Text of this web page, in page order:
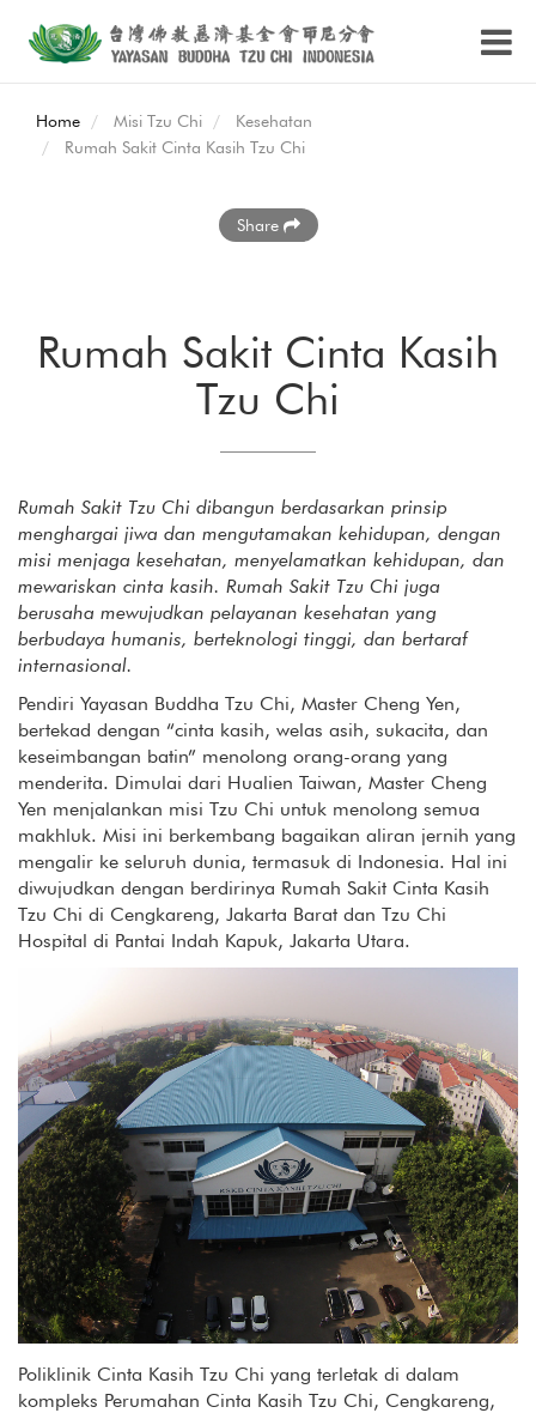
Home Misi Tzu Chi
Kesehatan
Rumah Sakit Cinta Kasih Tzu Chi
Share
Rumah Sakit Cinta Kasih
Tzu Chi
Rumah Sakit Tzu Chi dibangun berdasarkan prinsip
menghargai jiwa dan mengutamakan kehidupan, dengan
misi menjaga kesehatan, menyelamatkan kehidupan, dan
mewariskan cinta kasih. Rumah Sakit Tzu Chi juga
berusaha mewujudkan pelayanan kesehatan yang
berbudaya humanis, berteknologi tinggi, dan bertaraf
internasional.
Pendiri Yayasan Buddha Tzu Chi, Master Cheng Yen,
bertekad dengan “cinta kasih, welas asih, sukacita, dan
keseimbangan batin” menolong orang-orang yang
menderita. Dimulai dari Hualien Taiwan, Master Cheng
Yen menjalankan misi Tzu Chi untuk menolong semua
makhluk. Misi ini berkembang bagaikan aliran jernih yang
mengalir ke seluruh dunia, termasuk di Indonesia. Hal ini
diwujudkan dengan berdirinya Rumah Sakit Cinta Kasih
Tzu Chi di Cengkareng, Jakarta Barat dan Tzu Chi
Hospital di Pantai Indah Kapuk, Jakarta Utara.
Poliklinik Cinta Kasih Tzu Chi yang terletak di dalam
kompleks Perumahan Cinta Kasih Tzu Chi, Cengkareng,